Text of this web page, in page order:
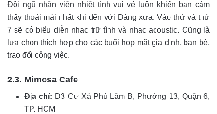
Đội ngũ nhân viên nhiệt tình vui vẻ luôn khiến bạn cảm
thấy thoải mái nhất khi đến với Dáng xưa. Vào thứ và thứ
7 sẽ có biểu diễn nhạc trữ tình và nhạc acoustic. Cũng là
lựa chọn thích hợp cho các buổi họp mặt gia đình, bạn bè,
trao đổi công việc.
2.3. Mimosa Cafe
Địa chỉ: D3 Cư Xá Phú Lâm B, Phường 13, Quận 6,
TP. HCM